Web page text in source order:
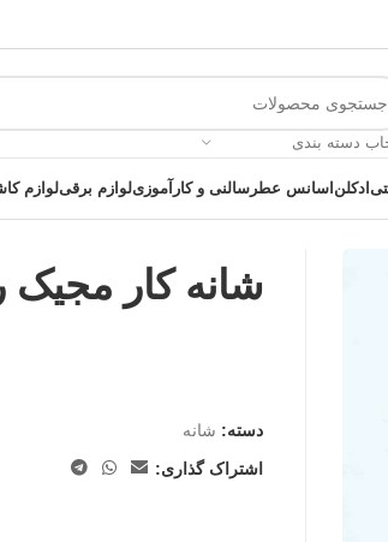
دسته بندی
ادکلن اسانس عطر سالنی و کارآموزیلوازم برقیلوازم
شانه کار مجیک رز
دسته: شانه
اشتراک گذاری: